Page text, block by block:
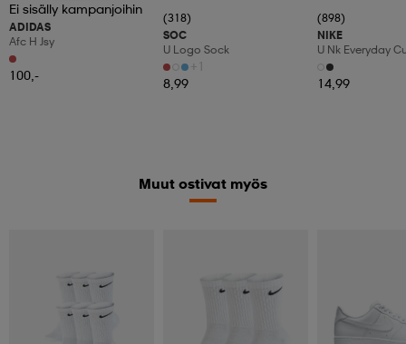
Ei sisälly kampanjoihin
ADIDAS
Afc H Jsy
100,-
(318)
SOC
U Logo Sock
+1
8,99
(898)
NIKE
U Nk Everyday
3pr
14,99
Muut ostivat myös